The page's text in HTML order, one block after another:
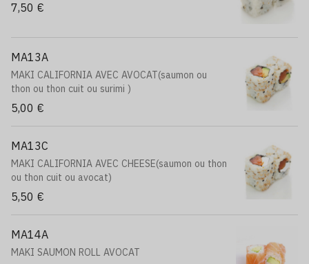
7,50 €
MA13A
MAKI CALIFORNIA AVEC AVOCAT(saumon ou
thon ou thon cuit ou surimi )
5,00 €
MA13C
MAKI CALIFORNIA AVEC CHEESE(saumon ou thon
ou thon cuit ou avocat)
5,50 €
MA14A
MAKI SAUMON ROLL AVOCAT